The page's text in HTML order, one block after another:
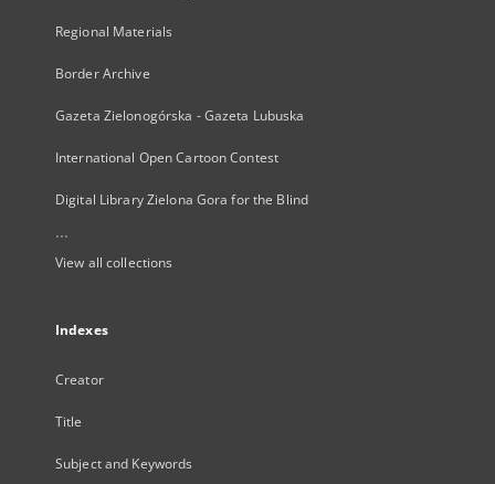
Regional Materials
Border Archive
Gazeta Zielonogórska - Gazeta Lubuska
International Open Cartoon Contest
Digital Library Zielona Gora for the Blind
...
View all collections
Indexes
Creator
Title
Subject and Keywords